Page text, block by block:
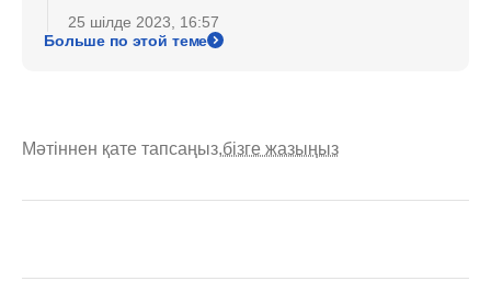
25 шілде 2023, 16:57
Больше по этой теме
Мәтіннен қате тапсаңыз,бізге жазыңыз